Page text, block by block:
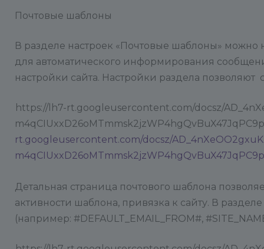
Почтовые шаблоны
В разделе настроек «Почтовые шаблоны»
для автоматического информирования
настройки сайта. Настройки раздела
https://lh7-rt.googleusercontent.com/docsz/
rt.googleusercontent.com/docsz/
Детальная страница почтового шаблона
активности шаблона, привязка к сайту. В
(например: #DEFAULT_EMAIL_FROM#,